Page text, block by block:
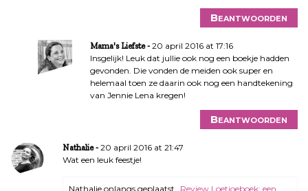
Beantwoorden
Mama's Liefste
20 april 2016 at 17:16
Insgelijk! Leuk dat jullie ook nog een boekje hadden
gevonden. Die vonden de meiden ook super en
helemaal toen ze daarin ook nog een handtekening
van Jennie Lena kregen!
Beantwoorden
Nathalie
20 april 2016 at 21:47
Wat een leuk feestje!
Nathalie onlangs geplaatst…Review Loetjoeboek: een